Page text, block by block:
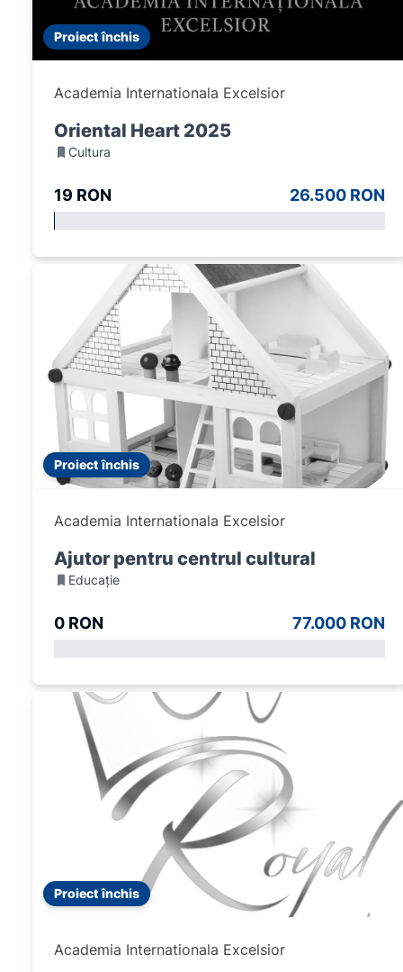
Proiect închis
Academia Internationala Excelsior
Oriental Heart 2025
Cultura
19 RON 26.500 RON
Proiect închis
Academia Internationala Excelsior
Ajutor pentru centrul cultural
Educație
0 RON 77.000 RON
Proiect închis
Academia Internationala Excelsior